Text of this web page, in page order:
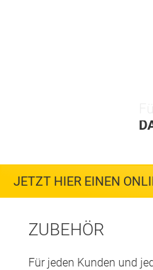
JETZT HIER EINEN
ZUBEHÖR
Für jeden Kunden und